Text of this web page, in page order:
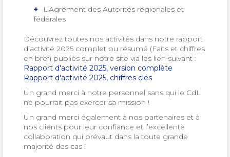
L’Agrément des Autorités régionales et
fédérales
Découvrez toutes nos activités dans notre rapport
d’activité 2025 complet ou résumé (Faits et chiffres
en bref) publiés sur notre site via les lien suivant :
Rapport d'activité 2025, version complète
Rapport d'activité 2025, chiffres clés
Un grand merci à notre personnel sans qui le CdL
ne pourrait pas exercer sa mission !
Un grand merci également à nos partenaires et à
nos clients pour leur confiance et l’excellente
collaboration qui prévaut dans la toute grande
majorité des cas !